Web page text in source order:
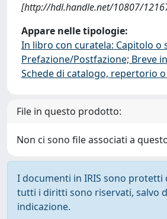
[http://hdl.handle.net/10807/
Appare nelle tipologie:
In libro con curatela: Capitolo o
Prefazione/Postfazione; Breve
Schede di catalogo, repertorio
File in questo prodotto:
Non ci sono file associati a
I documenti in IRIS sono protetti
tutti i diritti sono riservati, salvo
indicazione.